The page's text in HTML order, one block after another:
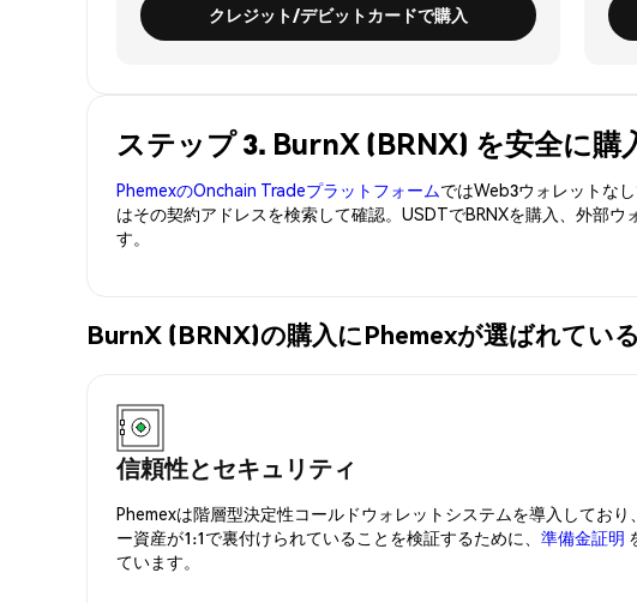
クレジット/デビットカードで購入
ステップ 3. BurnX (BRNX) を安全に購
PhemexのOnchain TradeプラットフォームではWeb3ウォレットな
はその契約アドレスを検索して確認。USDTでBRNXを購入、外部
す。
BurnX (BRNX)の購入にPhemexが選ばれてい
信頼性とセキュリティ
Phemexは階層型決定性コールドウォレットシステムを導入しており
ー資産が1:1で裏付けられていることを検証するために、 準備金証明
ています。